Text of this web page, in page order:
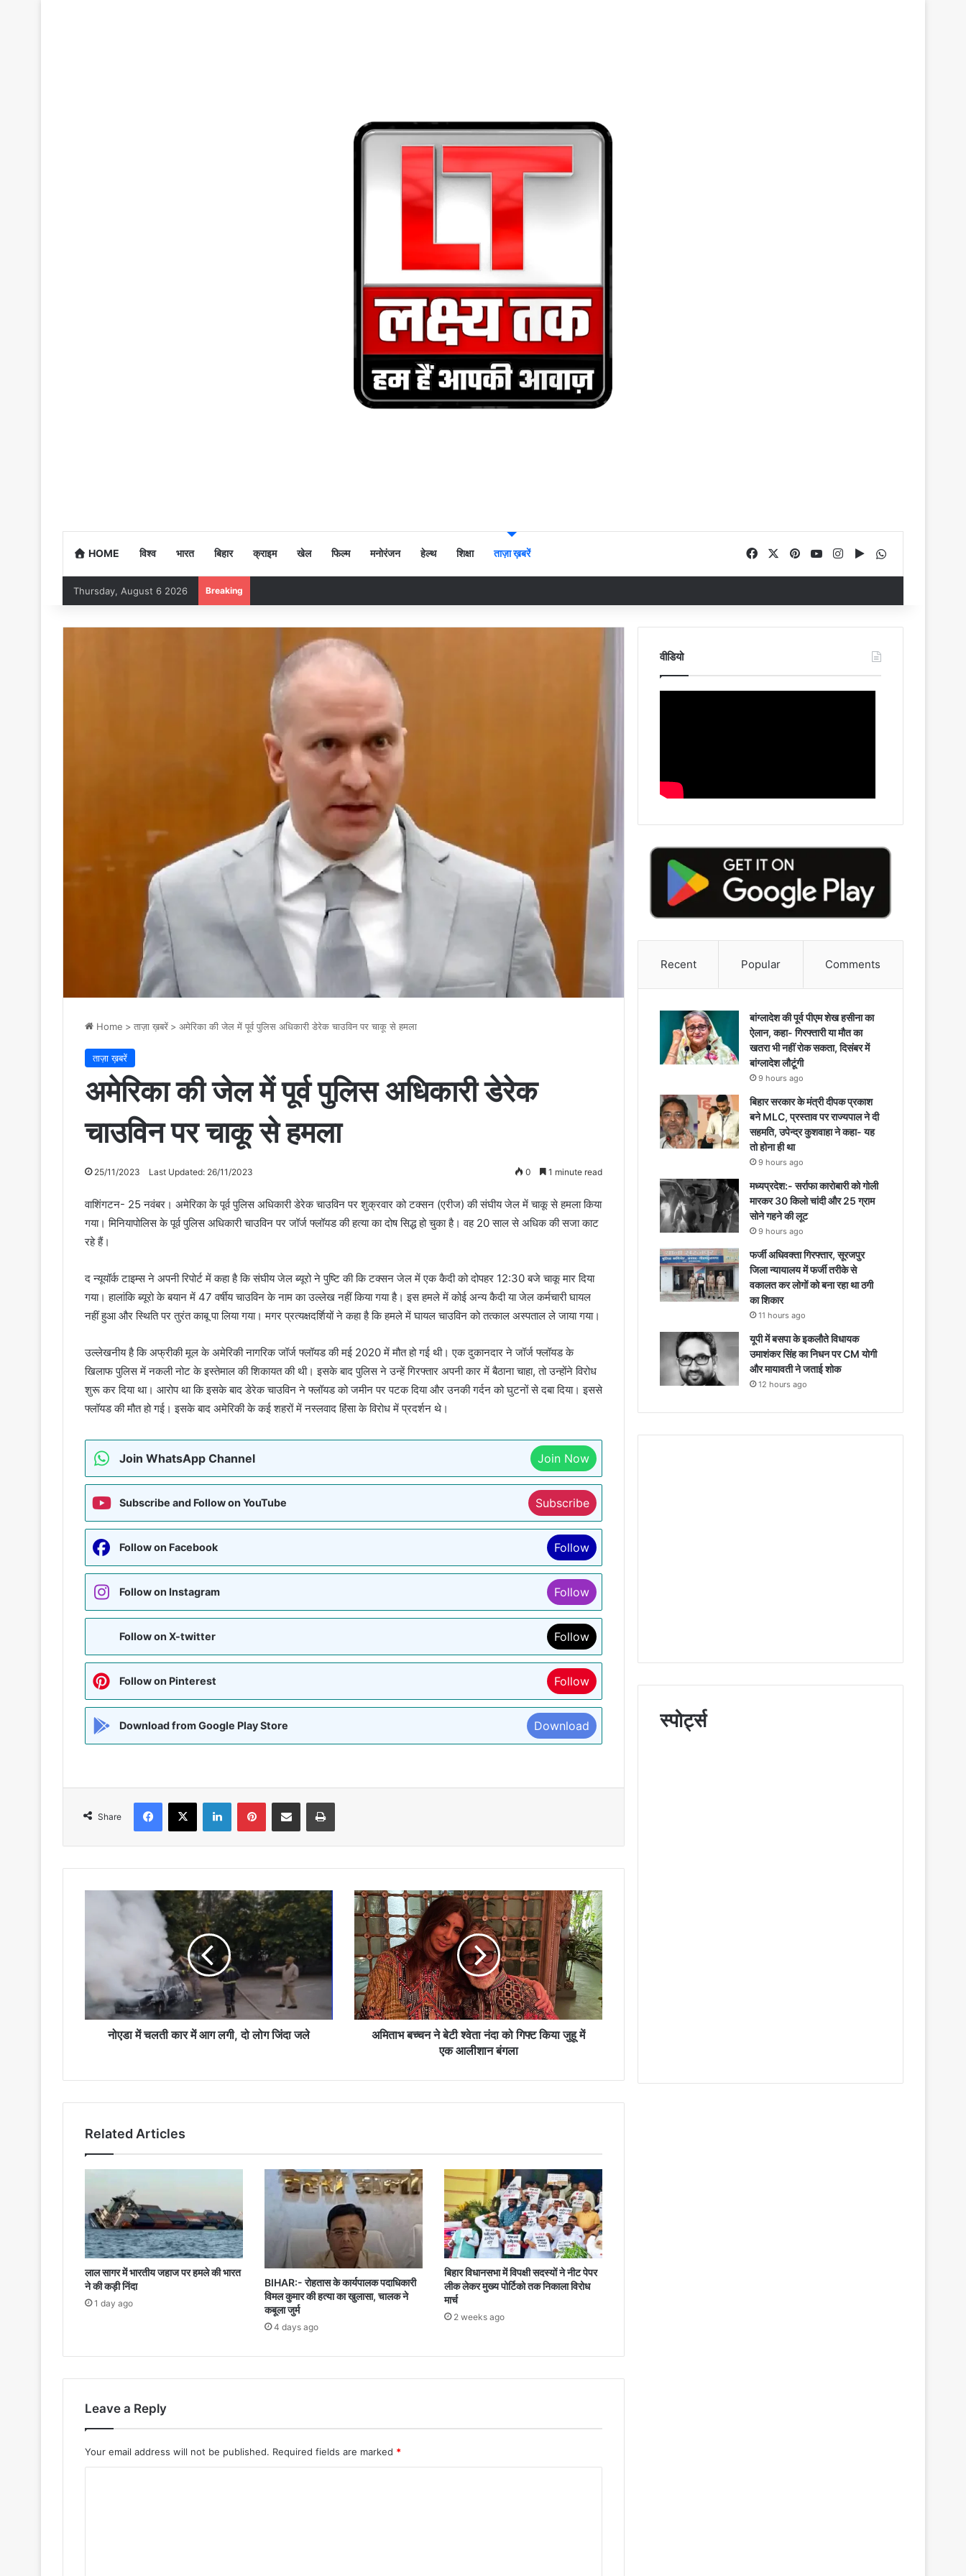
HOME विश्व भारत बिहार क्राइम खेल फिल्म मनोरंजन हेल्थ शिक्षा ताज़ा ख़बरें FacebookPinterestYouTubeInstagram
Google Play
Thursday, August 6 2026 Breaking
Home > ताज़ा ख़बरें > अमेरिका की जेल में पूर्व पुलिस अधिकारी डेरेक चाउविन पर चाकू से हमला
ताज़ा ख़बरें
अमेरिका की जेल में पूर्व पुलिस अधिकारी डेरेक
चाउविन पर चाकू से हमला
25/11/2023 Last Updated: 26/11/2023 0 1 minute read
वाशिंगटन- 25 नवंबर। अमेरिका के पूर्व पुलिस अधिकारी डेरेक चाउविन पर शुक्रवार को टक्सन (एरीज) की संघीय जेल में चाकू से हमला किया
गया। मिनियापोलिस के पूर्व पुलिस अधिकारी चाउविन पर जॉर्ज फ्लॉयड की हत्या का दोष सिद्ध हो चुका है। वह 20 साल से अधिक की सजा काट
रहे हैं।
द न्यूयॉर्क टाइम्स ने अपनी रिपोर्ट में कहा है कि संघीय जेल ब्यूरो ने पुष्टि की कि टक्सन जेल में एक कैदी को दोपहर 12:30 बजे चाकू मार दिया
गया। हालांकि ब्यूरो के बयान में 47 वर्षीय चाउविन के नाम का उल्लेख नहीं किया गया है। इस हमले में कोई अन्य कैदी या जेल कर्मचारी घायल
नहीं हुआ और स्थिति पर तुरंत काबू पा लिया गया। मगर प्रत्यक्षदर्शियों ने कहा है कि हमले में घायल चाउविन को तत्काल अस्पताल ले जाया गया।
उल्लेखनीय है कि अफ्रीकी मूल के अमेरिकी नागरिक जॉर्ज फ्लॉयड की मई 2020 में मौत हो गई थी। एक दुकानदार ने जॉर्ज फ्लॉयड के
खिलाफ पुलिस में नकली नोट के इस्तेमाल की शिकायत की थी। इसके बाद पुलिस ने उन्हें गिरफ्तार अपनी कार में बैठाना चाहा, तो उन्होंने विरोध
शुरू कर दिया था। आरोप था कि इसके बाद डेरेक चाउविन ने फ्लॉयड को जमीन पर पटक दिया और उनकी गर्दन को घुटनों से दबा दिया। इससे
फ्लॉयड की मौत हो गई। इसके बाद अमेरिकी के कई शहरों में नस्लवाद हिंसा के विरोध में प्रदर्शन थे।
Join WhatsApp Channel Join Now
Subscribe and Follow on YouTube Subscribe
Follow on Facebook Follow
Follow on Instagram Follow
Follow on X-twitter Follow
Follow on Pinterest Follow
Download from Google Play Store Download
Share
Facebook
X LinkedInPinterestShare via Email Print
दो
लोग
नोएडा में चलती कार में आग लगी, दो लोग जिंदा जले
अमिताभ
बच्चन
श्वेता
नंदा
को
गिफ्ट
किया
आलीशान
अमिताभ बच्चन ने बेटी श्वेता नंदा को गिफ्ट किया जुहू में
एक आलीशान बंगला
Related Articles
लाल सागर में भारतीय जहाज पर हमले की भारत
ने की कड़ी निंदा
1 day ago
BIHAR:- रोहतास के कार्यपालक पदाधिकारी
विमल कुमार की हत्या का खुलासा, चालक ने
कबूला जुर्म
4 days ago
बिहार विधानसभा में विपक्षी सदस्यों ने नीट पेपर
लीक लेकर मुख्य पोर्टिको तक निकाला विरोध
मार्च
2 weeks ago
Leave a Reply
Your email address will not be published. Required fields are marked *
वीडियो
Recent Popular Comments
बांग्लादेश की पूर्व पीएम शेख हसीना का
ऐलान, कहा- गिरफ्तारी या मौत का
खतरा भी नहीं रोक सकता, दिसंबर में
बांग्लादेश लौटूंगी
9 hours ago
बिहार सरकार के मंत्री दीपक प्रकाश
बने MLC, प्रस्ताव पर राज्यपाल ने दी
सहमति, उपेन्द्र कुशवाहा ने कहा- यह
तो होना ही था
9 hours ago
मध्यप्रदेश:- सर्राफा कारोबारी को गोली
मारकर 30 किलो चांदी और 25 ग्राम
सोने गहने की लूट
9 hours ago
फर्जी अधिवक्ता गिरफ्तार, सूरजपुर
जिला न्यायालय में फर्जी तरीके से
वकालत कर लोगों को बना रहा था ठगी
का शिकार
11 hours ago
यूपी में बसपा के इकलौते विधायक
उमाशंकर सिंह का निधन पर CM याेगी
और मायावती ने जताई शोक
12 hours ago
स्पोर्ट्स